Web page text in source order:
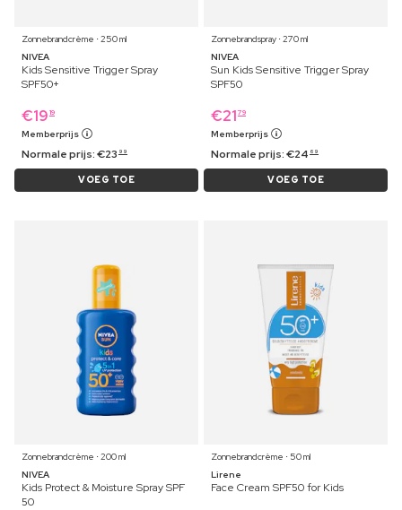
Zonnebrandcrème ⋅ 250 ml
NIVEA
Kids Sensitive Trigger Spray
SPF50+
€19 19
Memberprijs
Normale prijs:€23 99
VOEG TOE
Zonnebrandspray ⋅ 270 ml
NIVEA
Sun Kids Sensitive Trigger Spray
SPF50
€21 79
Memberprijs
Normale prijs:€24 69
VOEG TOE
Zonnebrandcrème ⋅ 200 ml
NIVEA
Kids Protect & Moisture Spray SPF
50
Zonnebrandcrème ⋅ 50 ml
Lirene
Face Cream SPF50 for Kids